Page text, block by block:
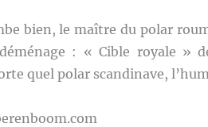
bien, le maître du polar
: « Cible royale »
quel polar scandinave,